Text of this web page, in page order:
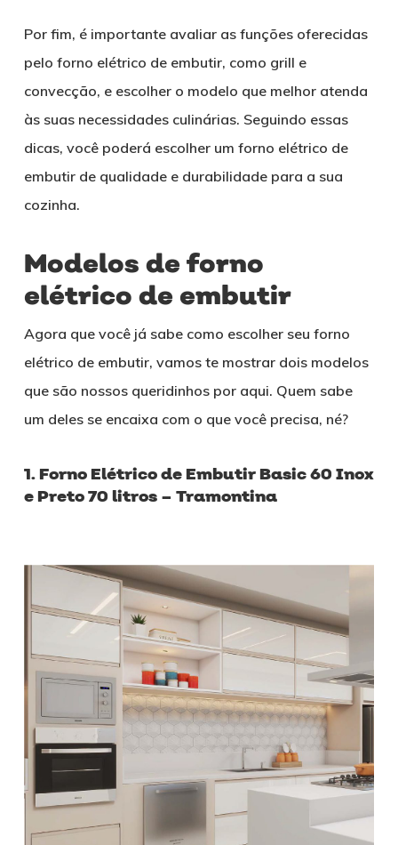
Por fim, é importante avaliar as funções oferecidas
pelo forno elétrico de embutir, como grill e
convecção, e escolher o modelo que melhor atenda
às suas necessidades culinárias. Seguindo essas
dicas, você poderá escolher um forno elétrico de
embutir de qualidade e durabilidade para a sua
cozinha.
Modelos de forno
elétrico de embutir
Agora que você já sabe como escolher seu forno
elétrico de embutir, vamos te mostrar dois modelos
que são nossos queridinhos por aqui. Quem sabe
um deles se encaixa com o que você precisa, né?
1. Forno Elétrico de Embutir Basic 60 Inox
e Preto 70 litros – Tramontina